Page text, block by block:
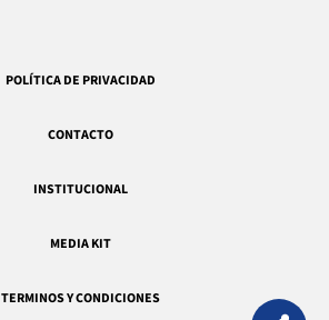
POLÍTICA DE PRIVACIDAD
CONTACTO
INSTITUCIONAL
MEDIA KIT
TERMINOS Y CONDICIONES